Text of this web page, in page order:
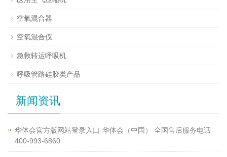
空氧混合器
空氧混合仪
急救转运呼吸机
呼吸管路硅胶类产品
新闻资讯
华体会官方版网站登录入口-华体会（中国） 全国售后服务电话
400-993-6860